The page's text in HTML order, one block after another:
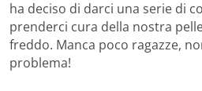
ha deciso di darci una serie di
prenderci cura della nostra
freddo. Manca poco ragazze,
problema!